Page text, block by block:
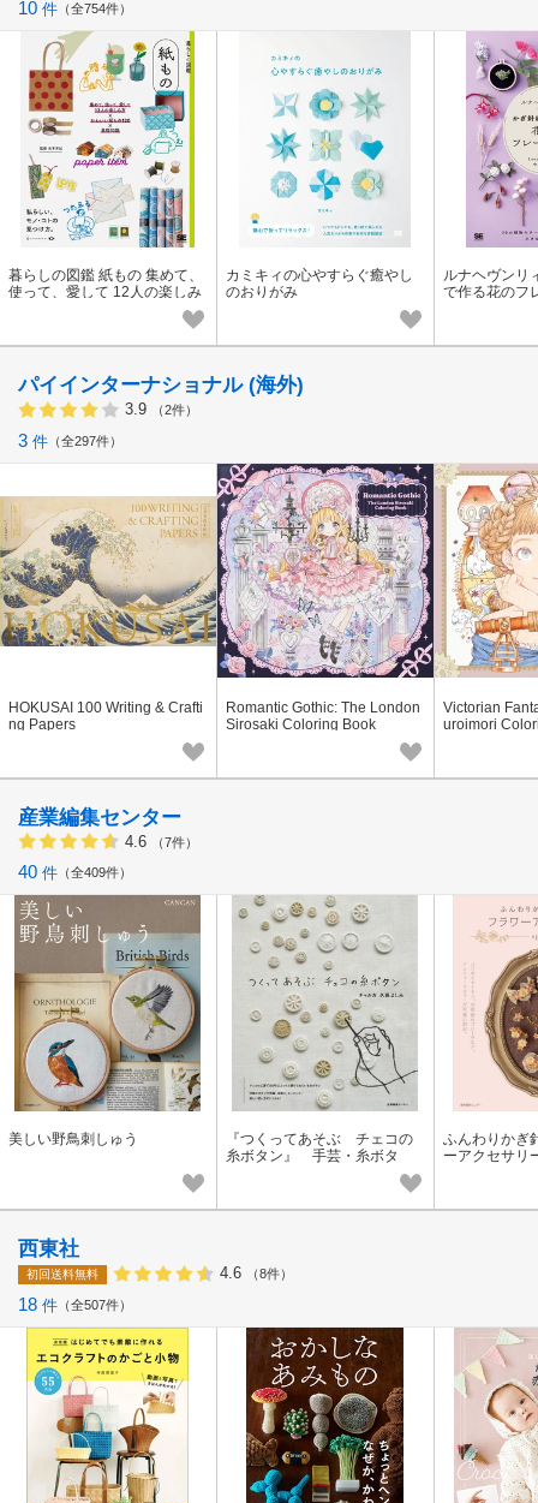
10 件 全754件
暮らしの図鑑 紙もの 集めて、
使って、愛して 12人の楽しみ
方×かわいい紙もの120×基礎
カミキィの心やすらぐ癒やし
のおりがみ
ルナヘヴンリ
で作る花のフ
パイインターナショナル (海外)
3.9 （2件）
3 件 全297件
HOKUSAI 100 Writing & Crafti
ng Papers
Romantic Gothic: The London
Sirosaki Coloring Book
Victorian
uroimori
産業編集センター
4.6 （7件）
40 件 全409件
美しい野鳥刺しゅう
『つくってあそぶ チェコの
糸ボタン』 手芸・糸ボタ
ふんわりかぎ
ーアクセサリ
西東社
初回送料無料 4.6 （8件）
18 件 全507件